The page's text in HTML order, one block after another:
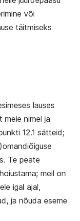
või
täitmiseks
lauses
nimel ja
12.1 sätteid;
Te peate
meil on
igal ajal,
ja nõuda eseme